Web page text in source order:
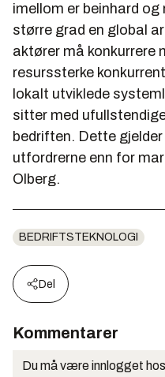
imellom er beinhard
større grad en global
aktører må konkurrere
resurssterke
lokalt utviklede
sitter med
bedriften. Dette
utfordrerne enn for
Olberg.
BEDRIFTSTEKNOLOGI
Del
Kommentarer
Du må være innlogget